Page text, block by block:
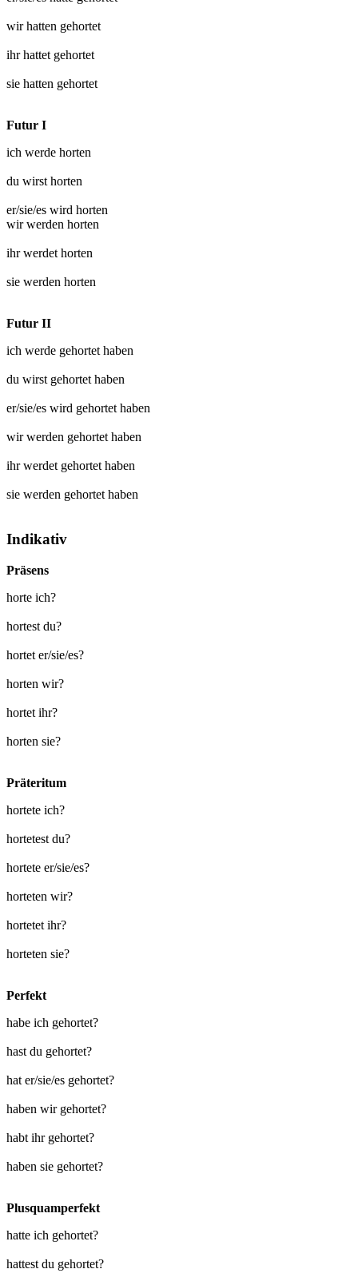
wir hatten gehortet
ihr hattet gehortet
sie hatten gehortet
Futur I
ich werde horten
du wirst horten
er/sie/es wird horten
wir werden horten
ihr werdet horten
sie werden horten
Futur II
ich werde gehortet haben
du wirst gehortet haben
er/sie/es wird gehortet haben
wir werden gehortet haben
ihr werdet gehortet haben
sie werden gehortet haben
Indikativ
Präsens
horte ich?
hortest du?
hortet er/sie/es?
horten wir?
hortet ihr?
horten sie?
Präteritum
hortete ich?
hortetest du?
hortete er/sie/es?
horteten wir?
hortetet ihr?
horteten sie?
Perfekt
habe ich gehortet?
hast du gehortet?
hat er/sie/es gehortet?
haben wir gehortet?
habt ihr gehortet?
haben sie gehortet?
Plusquamperfekt
hatte ich gehortet?
hattest du gehortet?